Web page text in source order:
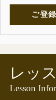
ご登
レッ
Lesson